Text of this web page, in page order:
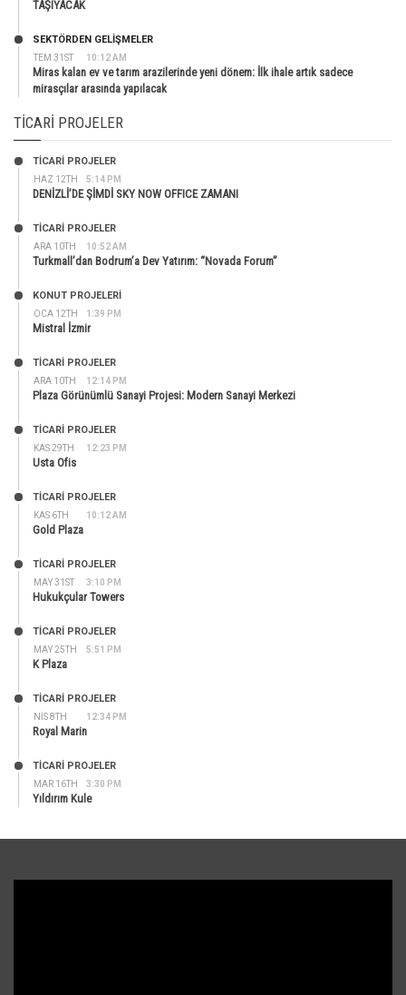
TAŞIYACAK
TEM 31ST 10:12 AM
SEKTÖRDEN GELIŞMELER
Miras kalan ev ve tarım arazilerinde yeni dönem: İlk ihale artık sadece
mirasçılar arasında yapılacak
TICARI PROJELER
HAZ 12TH 5:14 PM
TİCARİ PROJELER
DENİZLİ’DE ŞİMDİ SKY NOW OFFICE ZAMANI
ARA 10TH 10:52 AM
TİCARİ PROJELER
Turkmall’dan Bodrum’a Dev Yatırım: “Novada Forum”
OCA 12TH 1:39 PM
KONUT PROJELERI
Mistral İzmir
ARA 10TH 12:14 PM
TİCARİ PROJELER
Plaza Görünümlü Sanayi Projesi: Modern Sanayi Merkezi
KAS 29TH 12:23 PM
TİCARİ PROJELER
Usta Ofis
KAS 6TH 10:12 AM
TİCARİ PROJELER
Gold Plaza
MAY 31ST 3:10 PM
TİCARİ PROJELER
Hukukçular Towers
MAY 25TH 5:51 PM
TİCARİ PROJELER
K Plaza
NIS 8TH 12:34 PM
TİCARİ PROJELER
Royal Marin
MAR 16TH 3:30 PM
TİCARİ PROJELER
Yıldırım Kule